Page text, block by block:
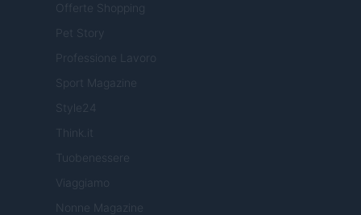
Offerte Shopping
Pet Story
Professione Lavoro
Sport Magazine
Style24
Think.it
Tuobenessere
Viaggiamo
Nonne Magazine